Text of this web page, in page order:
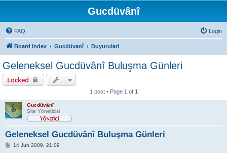
Gucdüvânî
FAQ Login
Board index Gucdüvanî Duyurular!
Geleneksel Gucdüvânî Buluşma Günleri
Locked
1 post • Page 1 of 1
Gucdüvânî
Site Yöneticisi
Geleneksel Gucdüvânî Buluşma Günleri
P14 Jun 2009, 21:09